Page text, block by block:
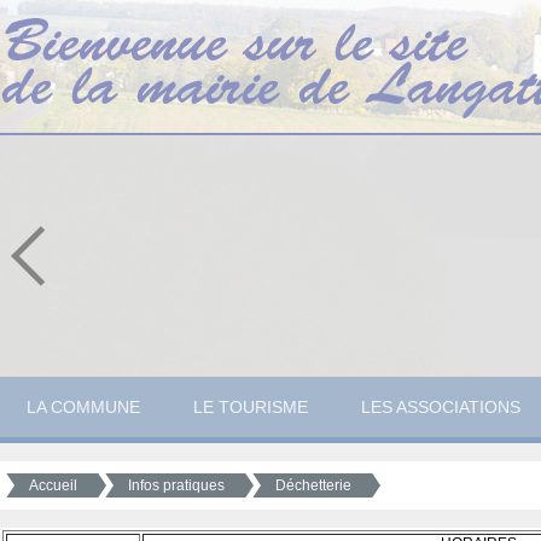
LA COMMUNE LE TOURISME LES ASSOCIATIONS
Accueil Infos pratiques Déchetterie